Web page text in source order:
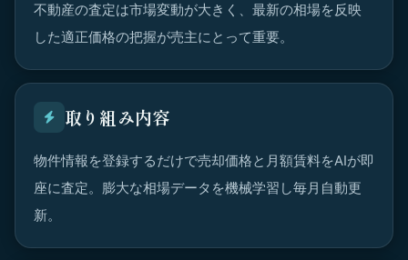
不動産の査定は市場変動が大きく、最新の相場を反映
した適正価格の把握が売主にとって重要。
取り組み内容
物件情報を登録するだけで売却価格と月額賃料をAIが即
座に査定。膨大な相場データを機械学習し毎月自動更
新。